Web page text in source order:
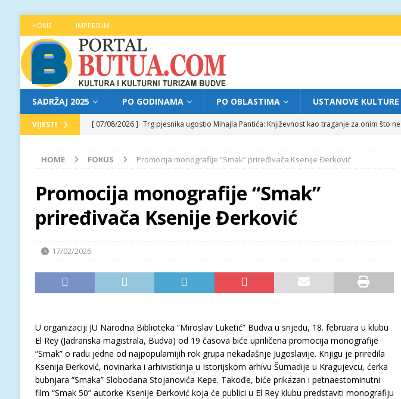
HOME IMPRESUM
SADRŽAJ 2025 PO GODINAMA PO OBLASTIMA USTANOVE KULTURE
VIJESTI [ 07/08/2026 ] Trg pjesnika ugostio Mihajla Pantića: Književnost kao traganje za onim što
[ 06/08/2026 ]
Najava programa XL festivala „Grad teatar“ za petak, 7. avgust
[ 06/08/2026 ]
Od kultne TV serije do pozorišnog podviga: „Više od igre” na sceni između
[ 05/08/2026 ]
Najava programa XL festivala „Grad teatar“ za četvrtak, 6. avgust
[ 07/08/2026 ]
Najava programa XL festivala „Grad teatar“ za subotu, 8. avgust
HOME FOKUS Promocija monografije “Smak” priređivača Ksenije Đerković
Promocija monografije “Smak”
priređivača Ksenije Đerković
17/02/2026
U organizaciji JU Narodna Biblioteka “Miroslav Luketić” Budva u srijedu, 18. februara u klubu
El Rey (Jadranska magistrala, Budva) od 19 časova biće upriličena promocija monografije
“Smak” o radu jedne od najpopularnijih rok grupa nekadašnje Jugoslavije. Knjigu je priredila
Ksenija Đerković, novinarka i arhivistkinja u Istorijskom arhivu Šumadije u Kragujevcu, ćerka
bubnjara “Smaka” Slobodana Stojanovića Kepe. Takođe, biće prikazan i petnaestominutni
film “Smak 50” autorke Ksenije Đerković koja će publici u El Rey klubu predstaviti monografiju